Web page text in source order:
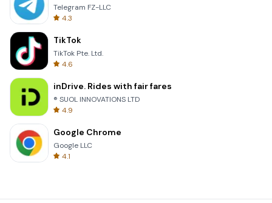
Telegram FZ-LLC
4.3
TikTok
TikTok Pte. Ltd.
4.6
inDrive. Rides with fair fares
® SUOL INNOVATIONS LTD
4.9
Google Chrome
Google LLC
4.1